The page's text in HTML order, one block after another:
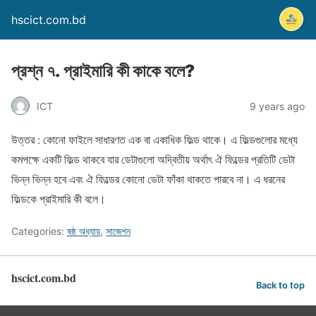
hscict.com.bd
প্রশ্ন ৭. প্রাইমারি কী কাকে বলে?
ICT 9 years ago
উত্তর : কোনো ফাইলে সাধারণত এক বা একাধিক ফিল্ড থাকে। এ ফিল্ডগুলোর মধ্যে
কমপক্ষে একটি ফিল্ড থাকবে যার ডেটাগুলো অদ্বিতীয় অর্থাৎ ঐ ফিল্ডের প্রতিটি ডেটা
ভিন্ন ভিন্ন হবে এবং ঐ ফিল্ডের কোনো ডেটা ফাঁকা থাকতে পারবে না। এ ধরনের
ফিল্ডকে প্রাইমারি কী বলে।
Categories: ষষ্ঠ অধ্যায়, সাজেশন
hscict.com.bd Back to top